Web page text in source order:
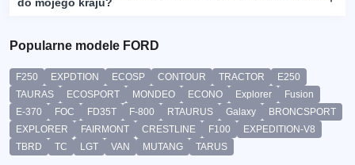
Popularne modele FORD
F250 EXPDTION ECOSP CONTOUR TRACTOR
E250
TAURAS
ECOSPORT MONDEO ECONO Explorer
Fusion
E-370
FOC FD35T F-800 RTAURUS Galaxy
BRONCSPORT
EXPLORER
FAIRMONT CRESTLINE F100
EXPEDITION-V8
TBRD
TC LGT VAN MUTANG TARUS